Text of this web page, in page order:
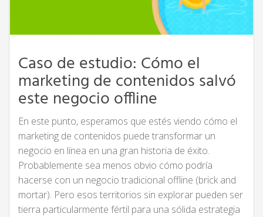
Caso de estudio: Cómo el
marketing de contenidos salvó
este negocio offline
En este punto, esperamos que estés viendo cómo el
marketing de contenidos puede transformar un
negocio en línea en una gran historia de éxito.
Probablemente sea menos obvio cómo podría
hacerse con un negocio tradicional offline (brick and
mortar). Pero esos territorios sin explorar pueden ser
tierra particularmente fértil para una sólida estrategia